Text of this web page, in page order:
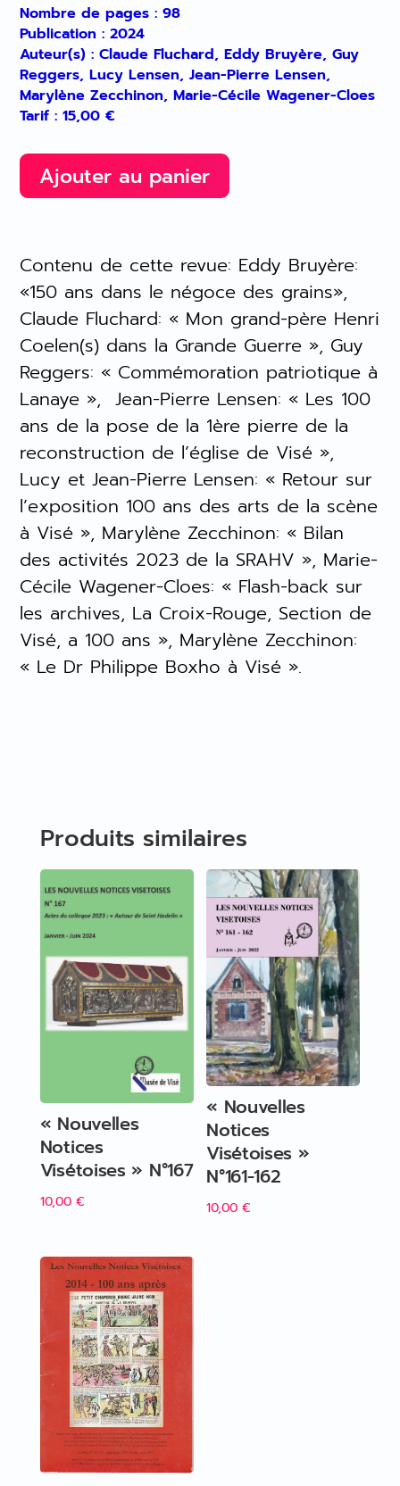
Nombre de pages : 98
Publication : 2024
Auteur(s) : Claude Fluchard, Eddy Bruyère, Guy
Reggers, Lucy Lensen, Jean-Pierre Lensen,
Marylène Zecchinon, Marie-Cécile Wagener-Cloes
Tarif :15,00€
Ajouter au panier
Contenu de cette revue: Eddy Bruyère:
«150 ans dans le négoce des grains»,
Claude Fluchard: « Mon grand-père Henri
Coelen(s) dans la Grande Guerre », Guy
Reggers: « Commémoration patriotique à
Lanaye », Jean-Pierre Lensen: « Les 100
ans de la pose de la 1ère pierre de la
reconstruction de l’église de Visé »,
Lucy et Jean-Pierre Lensen: « Retour sur
l’exposition 100 ans des arts de la scène
à Visé », Marylène Zecchinon: « Bilan
des activités 2023 de la SRAHV », Marie-
Cécile Wagener-Cloes: « Flash-back sur
les archives, La Croix-Rouge, Section de
Visé, a 100 ans », Marylène Zecchinon:
« Le Dr Philippe Boxho à Visé ».
Produits similaires
« Nouvelles
Notices
Visétoises » N°167
10,00 €
« Nouvelles
Notices
Visétoises »
N°161-162
10,00€